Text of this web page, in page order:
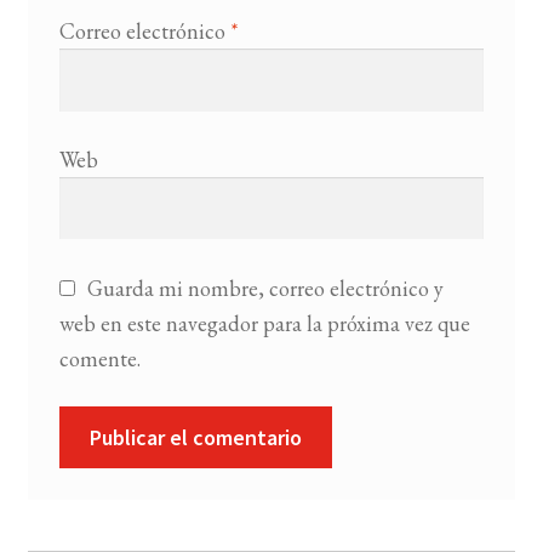
Correo electrónico *
Web
Guarda mi nombre, correo electrónico y
web en este navegador para la próxima vez que
comente.